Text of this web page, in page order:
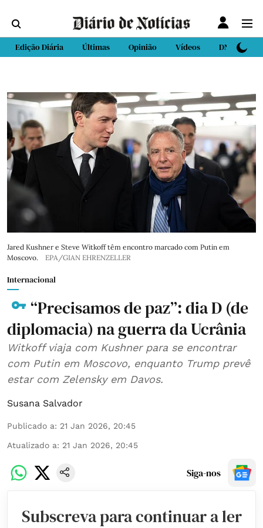
Edição Diária Últimas Opinião Vídeos DN Sport
Jared Kushner e Steve Witkoff têm encontro marcado com Putin em
Moscovo.
EPA/GIAN EHRENZELLER
Internacional
“Precisamos de paz”: dia D (de
diplomacia) na guerra da Ucrânia
Witkoff viaja com Kushner para se encontrar
com Putin em Moscovo, enquanto Trump prevê
estar com Zelensky em Davos.
Susana Salvador
Publicado a: 21 Jan 2026, 20:45
Atualizado a: 21 Jan 2026, 20:45
Siga-nos
Subscreva para continuar a ler